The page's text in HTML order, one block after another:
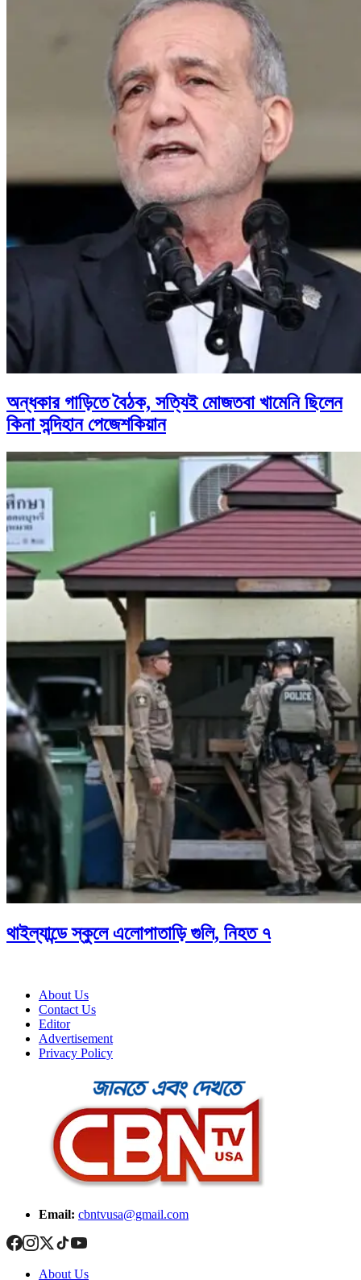
অন্ধকার গাড়িতে বৈঠক, সত্যিই মোজতবা খামেনি ছিলেন
কিনা সন্দিহান পেজেশকিয়ান
থাইল্যান্ডে স্কুলে এলোপাতাড়ি গুলি, নিহত ৭
About Us
Contact Us
Editor
Advertisement
Privacy Policy
Email: cbntvusa@gmail.com
About Us